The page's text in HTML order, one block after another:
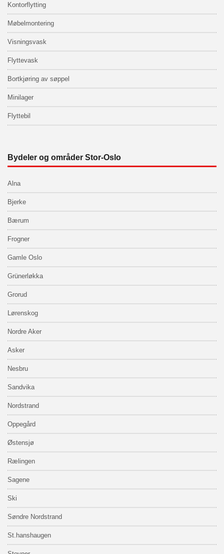
Kontorflytting
Møbelmontering
Visningsvask
Flyttevask
Bortkjøring av søppel
Minilager
Flyttebil
Bydeler og områder Stor-Oslo
Alna
Bjerke
Bærum
Frogner
Gamle Oslo
Grünerløkka
Grorud
Lørenskog
Nordre Aker
Asker
Nesbru
Sandvika
Nordstrand
Oppegård
Østensjø
Rælingen
Sagene
Ski
Søndre Nordstrand
St.hanshaugen